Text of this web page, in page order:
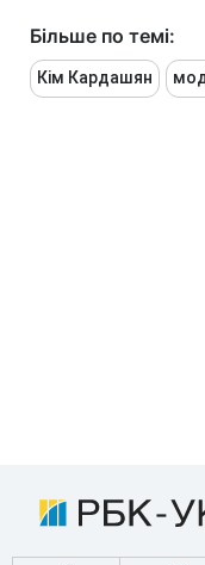
Більше по темі:
Кім Кардашян